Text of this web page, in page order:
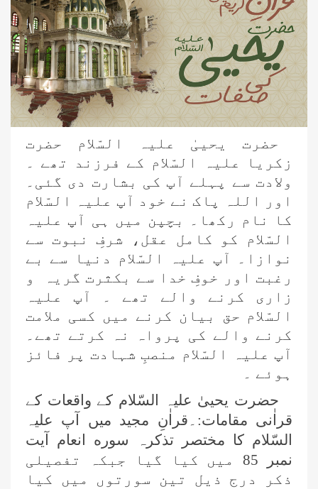
حضرت یحییٰ علیہ السّلام حضرت
زکریا علیہ السّلام کے فرزند تھے ۔
ولادت سے پہلے آپ کی بشارت دی گئی۔
اور اللہ پاک نے خود آپ علیہ السّلام
کا نام رکھا۔ بچپن میں ہی آپ علیہ
السّلام کو کامل عقل، شرفِ نبوت سے
نوازا۔ آپ علیہ السّلام دنیا سے بے
رغبت اور خوفِ خدا سے بکثرت گریہ و
زاری کرنے والے تھے ۔ آپ علیہ
السّلام حق بیان کرنے میں کسی ملامت
کرنے والے کی پرواہ نہ کرتے تھے۔
آپ علیہ السّلام منصبِ شہادت پر فائز
ہوئے ۔
حضرت یحییٰ علیہ السّلام کے واقعات کے
قراٰنی مقامات:۔قراٰنِ مجید میں آپ علیہ
السّلام کا مختصر تذکرہ سوره انعام آیت
نمبر 85 میں کیا گیا جبکہ تفصیلی
ذکر درج ذیل تین سورتوں میں کیا